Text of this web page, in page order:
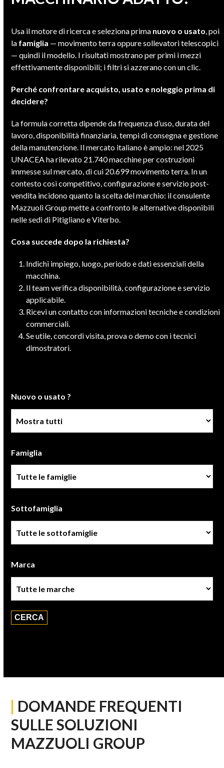
Usa il motore di ricerca e seleziona prima nuovo o usato, poi
la famiglia — movimento terra oppure sollevatori telescopici
— quindi il modello. I risultati mostrano per primi i mezzi
effettivamente disponibili; i filtri si azzerano con un clic.
Perché confrontare acquisto, usato e noleggio prima di
decidere?
La formula corretta dipende da frequenza d’uso, durata del
lavoro, disponibilità finanziaria, tempi di consegna e gestione
della manutenzione. Il mercato italiano è ampio: nel 2025
UNACEA ha rilevato 21.740 macchine per costruzioni
immesse sul mercato, di cui 20.699 movimento terra. In un
contesto così competitivo, configurazione e servizio post-
vendita incidono quanto la scelta del marchio: il consulente
Mazzuoli Group mette a confronto le alternative disponibili
nelle sedi di Pitigliano e Viterbo.
Cosa succede dopo la richiesta?
Indichi impiego, luogo, periodo e dati essenziali della
macchina.
Il team verifica disponibilità, configurazione e servizio
applicabile.
Ricevi un contatto con informazioni tecniche e condizioni
commerciali.
Se utile, concordi visita, prova o demo con i tecnici
dimostratori.
Nuovo o usato ?
Famiglia
Sottofamiglia
Marca
| DOMANDE FREQUENTI
SULLE SOLUZIONI
MAZZUOLI GROUP